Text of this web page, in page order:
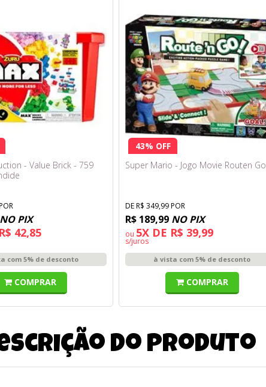
- Value Brick - 759
NO PIX
42,85
com 5% de desconto
COMPRAR
43% OFF
Super Mario - Jogo Movie Routen Go
DE R$ 349,99 POR
R$ 189,99 NO PIX
ou 5X DE R$ 39,99
s/juros
à vista com 5% de desconto
COMPRAR
do produto